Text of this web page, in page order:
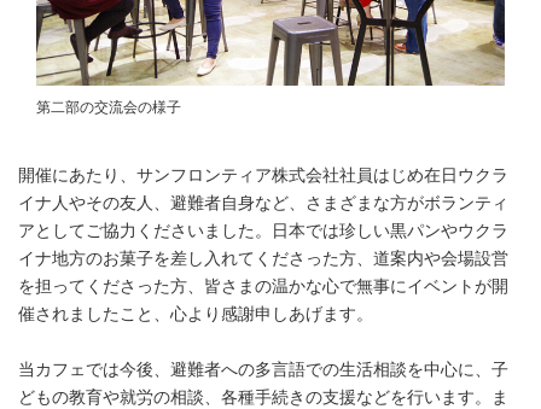
第二部の交流会の様子
開催にあたり、サンフロンティア株式会社社員はじめ在日ウクラ
イナ人やその友人、避難者自身など、さまざまな方がボランティ
アとしてご協力くださいました。日本では珍しい黒パンやウクラ
イナ地方のお菓子を差し入れてくださった方、道案内や会場設営
を担ってくださった方、皆さまの温かな心で無事にイベントが開
催されましたこと、心より感謝申しあげます。
当カフェでは今後、避難者への多言語での生活相談を中心に、子
どもの教育や就労の相談、各種手続きの支援などを行います。ま